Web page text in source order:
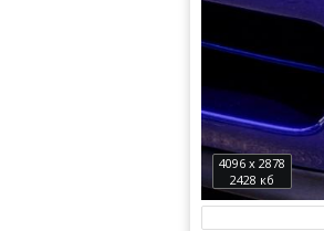
4096 x 2878
2428 кб